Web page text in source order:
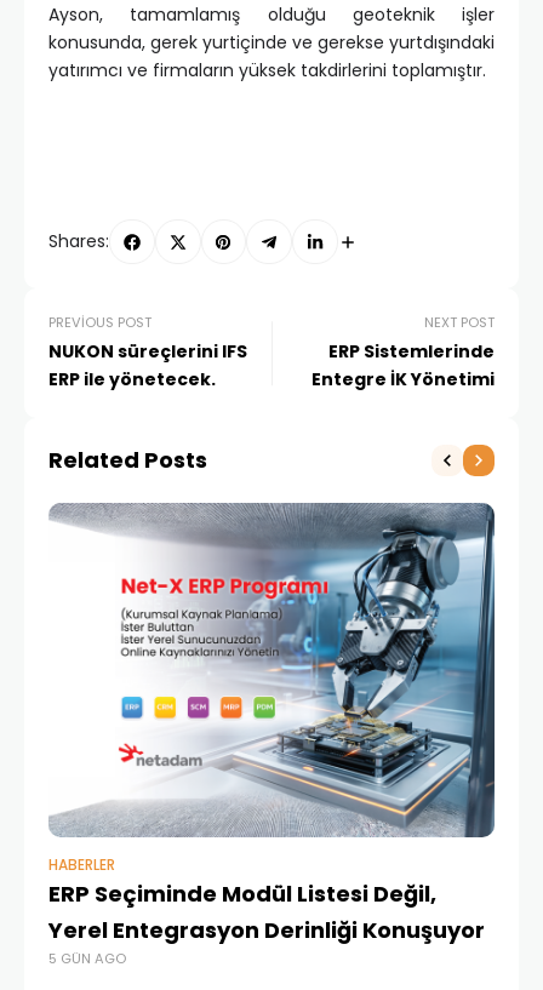
Ayson, tamamlamış olduğu geoteknik işler
konusunda, gerek yurtiçinde ve gerekse yurtdışındaki
yatırımcı ve firmaların yüksek takdirlerini toplamıştır.
Shares:
PREVIOUS POST
NUKON süreçlerini IFS
ERP ile yönetecek.
NEXT POST
ERP Sistemlerinde
Entegre İK Yönetimi
Related Posts
HABERLER
ERP Seçiminde Modül Listesi Değil,
Yerel Entegrasyon Derinliği Konuşuyor
5 GÜN AGO